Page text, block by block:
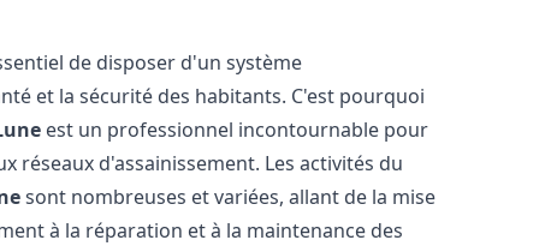
de disposer d'un système
et la sécurité des habitants. C'est pourquoi
est un professionnel incontournable pour
réseaux d'assainissement. Les activités du
sont nombreuses et variées, allant de la mise
à la réparation et à la maintenance des